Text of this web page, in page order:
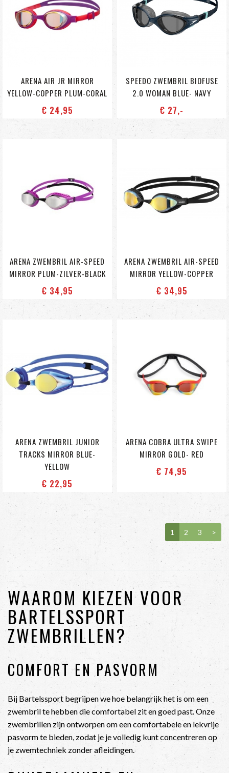
ARENA AIR JR MIRROR
YELLOW-COPPER PLUM-CORAL
€ 24,95
SPEEDO ZWEMBRIL BIOFUSE
2.0 WOMAN BLUE- NAVY
€ 27,-
ARENA ZWEMBRIL AIR-SPEED
MIRROR PLUM-ZILVER-BLACK
€ 34,95
ARENA ZWEMBRIL AIR-SPEED
MIRROR YELLOW-COPPER
€ 34,95
ARENA ZWEMBRIL JUNIOR
TRACKS MIRROR BLUE-
YELLOW
€ 22,95
ARENA COBRA ULTRA SWIPE
MIRROR GOLD- RED
€ 74,95
1 2 3 >
WAAROM KIEZEN VOOR
BARTELSSPORT
ZWEMBRILLEN?
COMFORT EN PASVORM
Bij Bartelssport begrijpen we hoe belangrijk het is om een
zwembril te hebben die comfortabel zit en goed past. Onze
zwembrillen zijn ontworpen om een comfortabele en lekvrije
pasvorm te bieden, zodat je je volledig kunt concentreren op
je zwemtechniek zonder afleidingen.